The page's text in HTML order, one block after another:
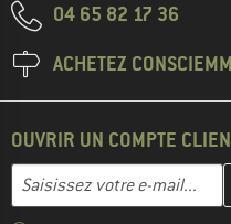
04 65 82 17 36
ACHETEZ
OUVRIR UN COMPTE
Adresse e-mail
Entrez votre adresse e-mail